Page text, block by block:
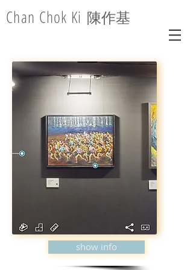
Chan Chok Ki 陳作基
show info